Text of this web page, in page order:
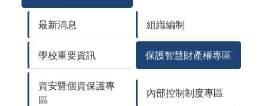
最新消息 組織編制
學校重要資訊 保護智慧財產權專區
資安暨個資保護專
區
內部控制制度專區